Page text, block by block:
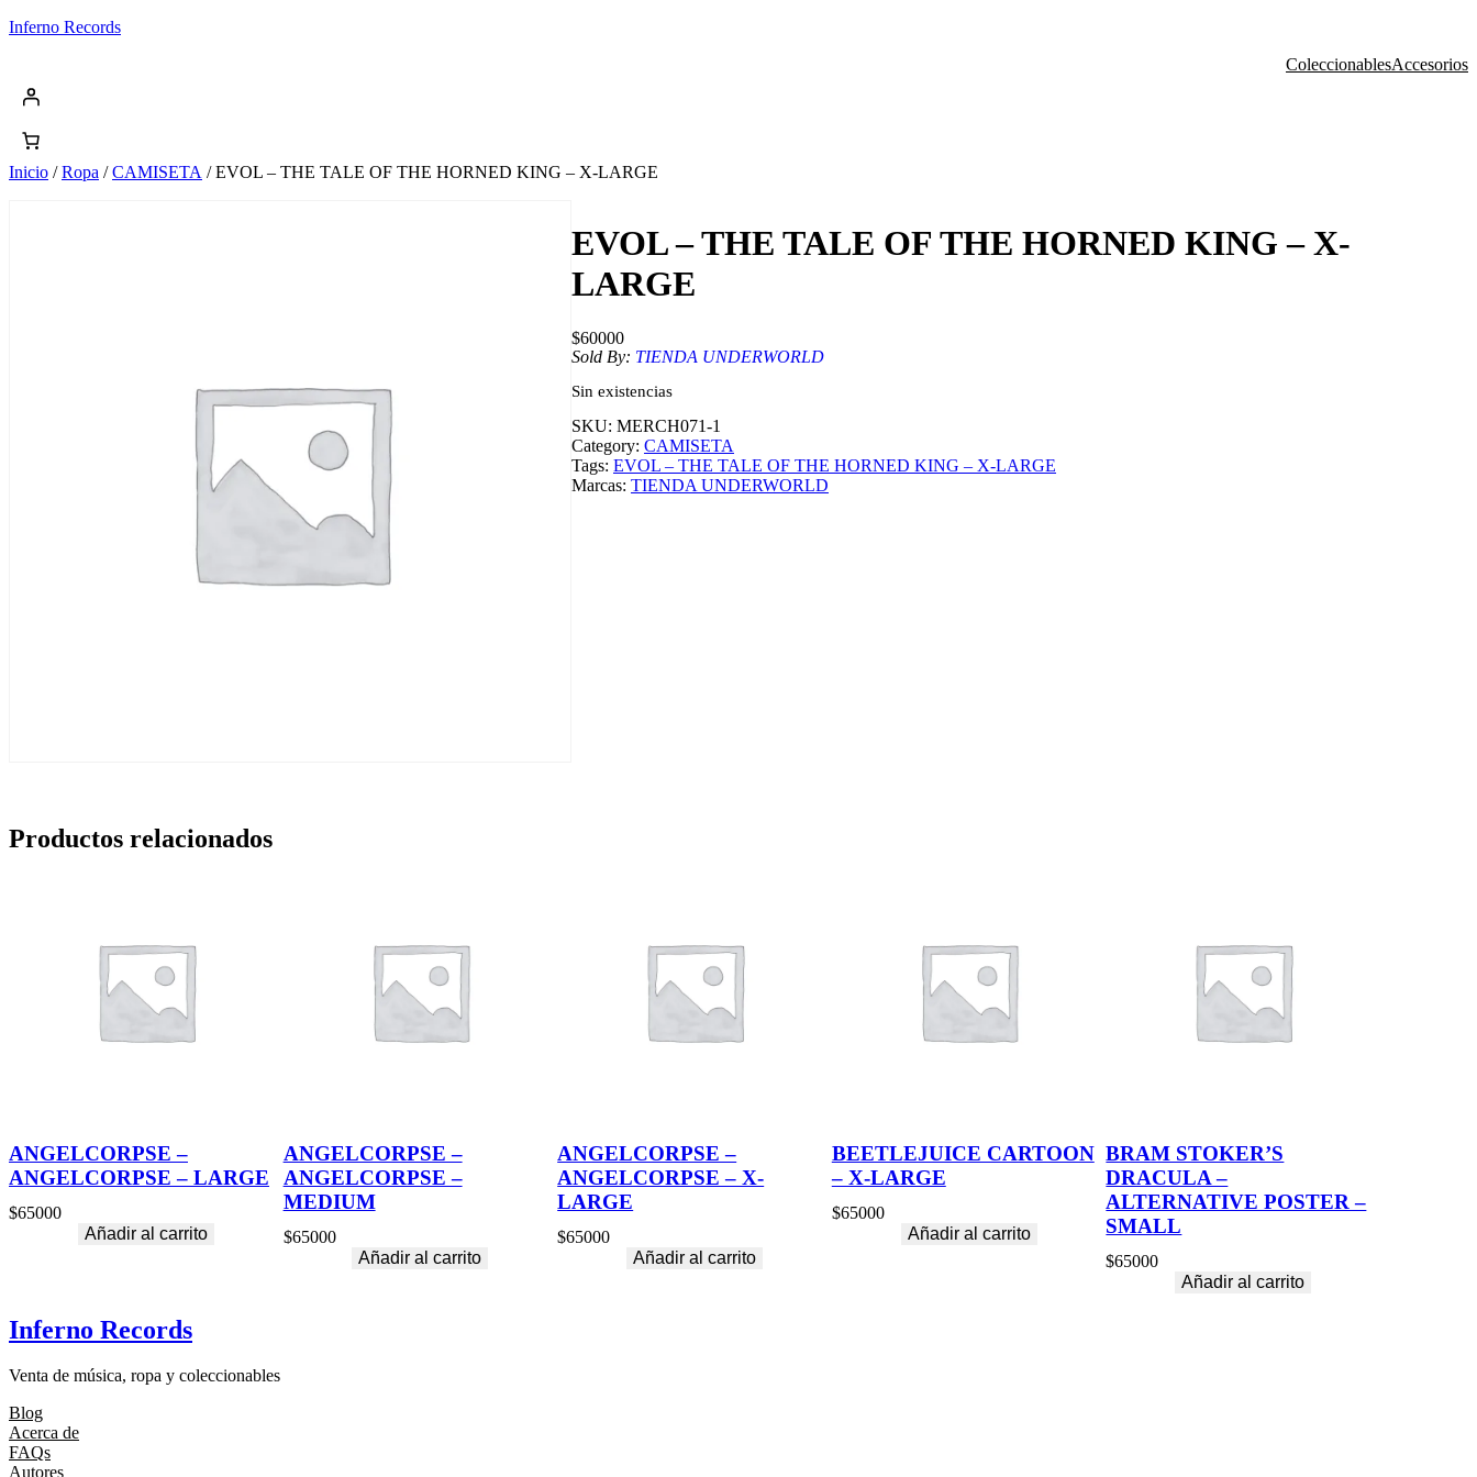
Saltar
Inferno Records
ColeccionablesAccesorios
Inicio /Ropa /CAMISETA / EVOL – THE TALE OF THE HORNED KING – X-LARGE
EVOL – THE TALE OF THE HORNED KING – X-
LARGE
$60000
Sold By: TIENDA UNDERWORLD
Sin existencias
SKU: MERCH071-1
Category: CAMISETA
Tags: EVOL – THE TALE OF THE HORNED KING – X-LARGE
Marcas: TIENDA UNDERWORLD
Productos relacionados
ANGELCORPSE –
ANGELCORPSE – LARGE
$65000
Añadir al carrito
ANGELCORPSE –
ANGELCORPSE –
MEDIUM
$65000
Añadir al carrito
ANGELCORPSE –
ANGELCORPSE – X-
LARGE
$65000
Añadir al carrito
BEETLEJUICE CARTOON
– X-LARGE
$65000
Añadir al carrito
BRAM STOKER’S
DRACULA –
ALTERNATIVE POSTER –
SMALL
$65000
Añadir al carrito
Inferno Records
Venta de música, ropa y coleccionables
Blog
Acerca de
FAQs
Autores